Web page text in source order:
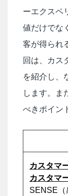
ーエクスペ
値だけでな
客が得られ
回は、カス
を紹介し、
します。ま
べきポイン
カスタマ
カスタマ
SENSE（